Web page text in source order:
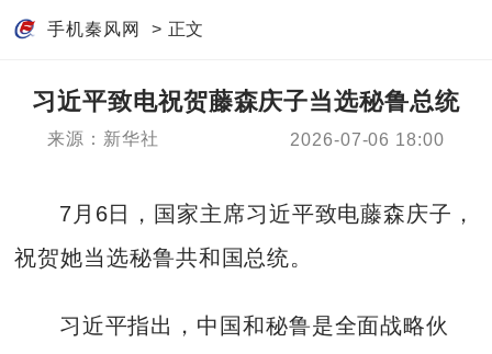
手机秦风网 > 正文
习近平致电祝贺藤森庆子当选秘鲁总统
来源：新华社 2026-07-06 18:00
7月6日，国家主席习近平致电藤森庆子，
祝贺她当选秘鲁共和国总统。
习近平指出，中国和秘鲁是全面战略伙